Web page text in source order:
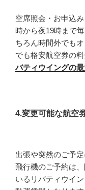
空席照会・お申込
時から夜19時まで
ちろん時間外でも
でも格安航空券の
バティウイングの
4.変更可能な航空
出張や突然のご予
飛行機のご予約は
いるリバティウイ